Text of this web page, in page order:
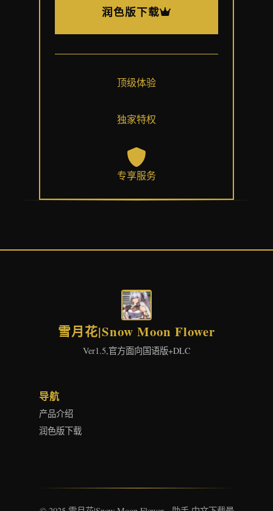
润色版下载
顶级体验
独家特权
专享服务
雪月花|Snow Moon Flower
Ver1.5,官方面向国语版+DLC
导航
产品介绍
润色版下载